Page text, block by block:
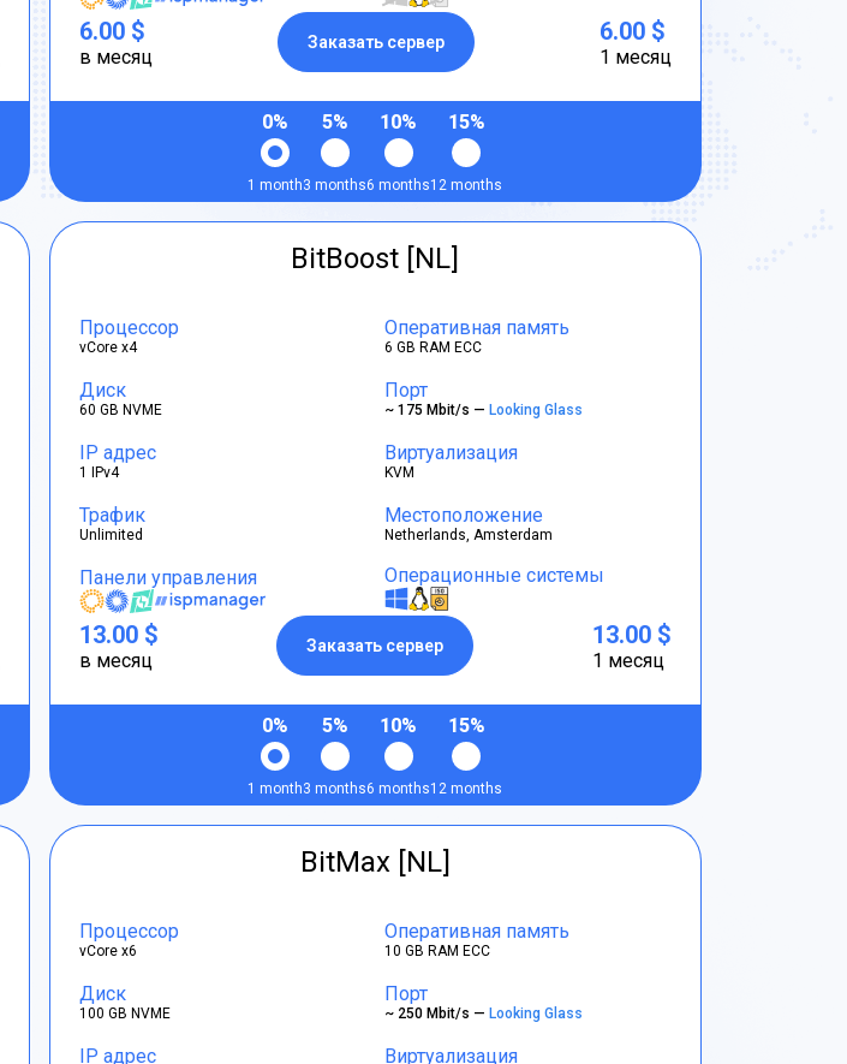
6.00 $
в месяц
Заказать сервер 6.00 $
1 месяц
0%
1 month
5%
3 months
10%
6 months
15%
12 months
BitBoost [NL]
Процессор
vCore x4
Оперативная память
6 GB RAM ECC
Диск
60 GB NVME
Порт
~ 175 Mbit/s —Looking Glass
IP адрес
1 IPv4
Виртуализация
KVM
Трафик
Unlimited
Местоположение
Netherlands, Amsterdam
Панели управления Операционные системы
13.00 $
в месяц
Заказать сервер 13.00 $
1 месяц
0%
1 month
5%
3 months
10%
6 months
15%
12 months
BitMax [NL]
Процессор
vCore x6
Оперативная память
10 GB RAM ECC
Диск
100 GB NVME
Порт
~ 250 Mbit/s —Looking Glass
IP адрес Виртуализация